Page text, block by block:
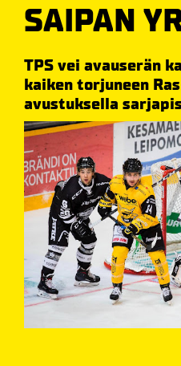
SAIPAN
TPS vei avauserän
kaiken torjuneen
avustuksella